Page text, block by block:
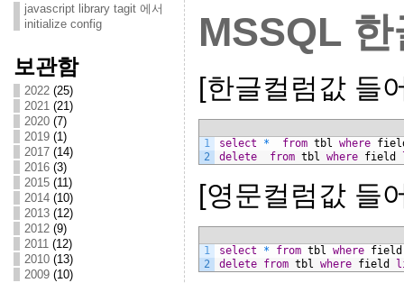
javascript library tagit 에서
initialize config
보관함
2022(25)
2021(21)
2020(7)
2019(1)
2017(14)
2016(3)
2015(11)
2014(10)
2013(12)
2012(9)
2011(12)
2010(13)
2009(10)
MSSQL
[한글컬럼값 들
1
2
select * from tbl where
delete
from tbl where field
[영문컬럼값 들
1
2
select * from tbl where field
delete from tbl where field